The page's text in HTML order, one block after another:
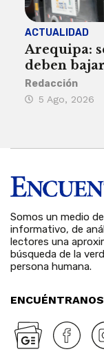
ACTUALIDAD
Arequipa:
deben
Redacción
5 Ago, 2026
Somos un medio
informativo, de
lectores una
búsqueda de la
persona humana.